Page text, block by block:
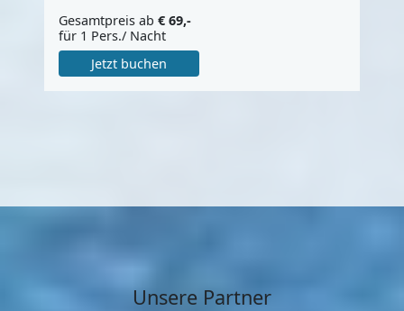
Gesamtpreis ab € 69,-
für 1 Pers./ Nacht
Jetzt buchen
Unsere Partner